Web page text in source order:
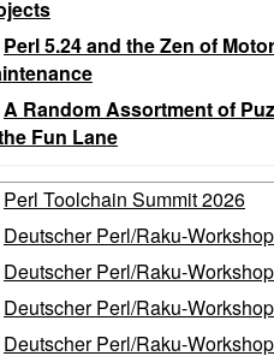
‎Perl 5.24 and the Zen of
‎A Random Assortment of
Fun Lane‎
Perl Toolchain Summit 2026
Deutscher Perl/Raku-
Deutscher Perl/Raku-
Deutscher Perl/Raku-
Deutscher Perl/Raku-